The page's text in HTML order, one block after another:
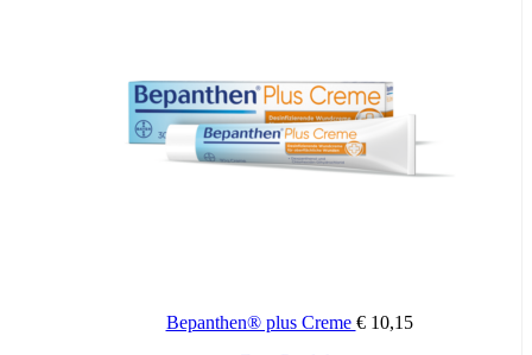
Medizinproduktes informieren Gebrauchsinformation, Arzt oder
Bepanthen® plus Creme €10,15